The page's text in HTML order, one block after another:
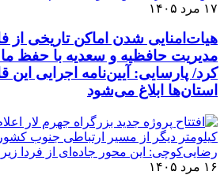
۱۷ مرد ۱۴۰۵
هیات‌امنایی شدن اماکن تاریخی از
مدیریت حافظیه و سعدیه با حفظ
کرد/ پارسایی: آیین‌نامه اجرایی این
استان‌ها ابلاغ می‌‌شود
۱۶ مرد ۱۴۰۵